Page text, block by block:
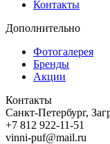
Контакты
Дополнительно
Фотогалерея
Бренды
Акции
Контакты
Санкт-Петербург,
+7 812 922-11-51
vinni-puf@mail.ru